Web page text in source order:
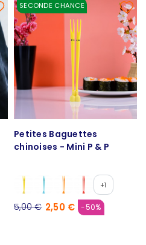
SECONDE CHANCE
Petites Baguettes
chinoises - Mini P & P
+1
5,00 € 2,50 € -50%